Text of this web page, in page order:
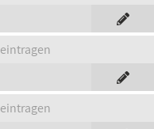
eintragen
eintragen